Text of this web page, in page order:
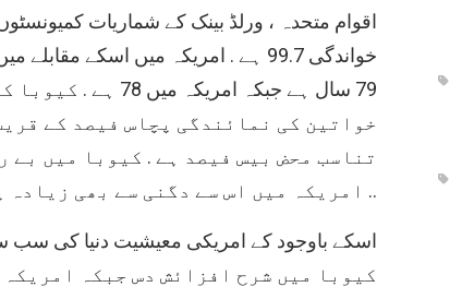
اقوام متحدہ ، ورلڈ بینک کے شماریات
79 سال ہے جبکہ
خواتین کی نمائندگی پچاس فیصد کے
تناسب محض بیس فیصد ہے . کیوبا میں بے
امریکہ میں اس سے دگنی سے بھی زیادہ پانچ فیصد ہے ..
کیوبا میں شرح افزائش دس جبکہ